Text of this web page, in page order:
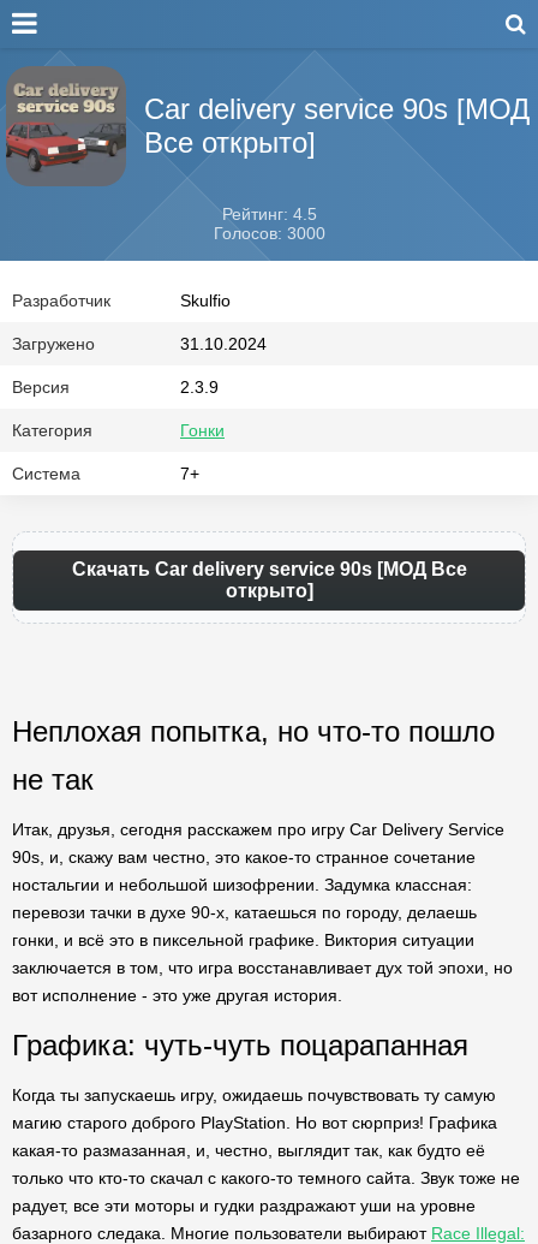
Car delivery service 90s [МОД
Все открыто]
Рейтинг: 4.5
Голосов: 3000
Разработчик Skulfio
Загружено 31.10.2024
Версия 2.3.9
Категория Гонки
Система 7+
Скачать Car delivery service 90s [МОД Все
открыто]
Неплохая попытка, но что-то пошло
не так
Итак, друзья, сегодня расскажем про игру Car Delivery Service
90s, и, скажу вам честно, это какое-то странное сочетание
ностальгии и небольшой шизофрении. Задумка классная:
перевози тачки в духе 90-х, катаешься по городу, делаешь
гонки, и всё это в пиксельной графике. Виктория ситуации
заключается в том, что игра восстанавливает дух той эпохи, но
вот исполнение - это уже другая история.
Графика: чуть-чуть поцарапанная
Когда ты запускаешь игру, ожидаешь почувствовать ту самую
магию старого доброго PlayStation. Но вот сюрприз! Графика
какая-то размазанная, и, честно, выглядит так, как будто её
только что кто-то скачал с какого-то темного сайта. Звук тоже не
радует, все эти моторы и гудки раздражают уши на уровне
базарного следака. Многие пользователи выбирают Race Illegal: